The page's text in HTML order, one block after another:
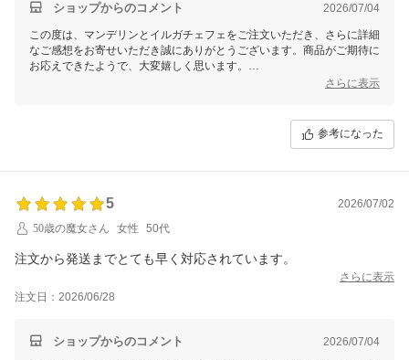
トを抑えやすいと思いますが、2026年7月1日時点では、非常にユ
ーザー目線で良心的に対応されている店舗だと感じました。
DeLonghi Rivelia 全自動コーヒーマシンで豆を入れ替えながら使
いです。袋にバルブも付いていて、まとめ買いでも安心感があり
ショップからのコメント 2026/07/04
この度は、マンデリンとイルガチェフェをご注文いただき、さらに詳細
なご感想をお寄せいただき誠にありがとうございます。商品がご期待に
お応えできたようで、大変嬉しく思います。
たとのお言葉は、私たちの取り組みに対する大変励みとなります。ま
た、バルブ付き袋にも満足いただけたようで安心いたしました。
応を心掛けております。今後ともさらに喜んでいただけるよう、より良
いサービスと商品提供に努めてまいります。
かせいただければ幸いです。またのご利用を心よりお待ちしておりま
さらに表示
参考になった
5
2026/07/02
50歳の魔女さん
女性 50代
注文から発送までとても早く対応されています。
さらに表示
注文日：2026/06/28
ショップからのコメント 2026/07/04